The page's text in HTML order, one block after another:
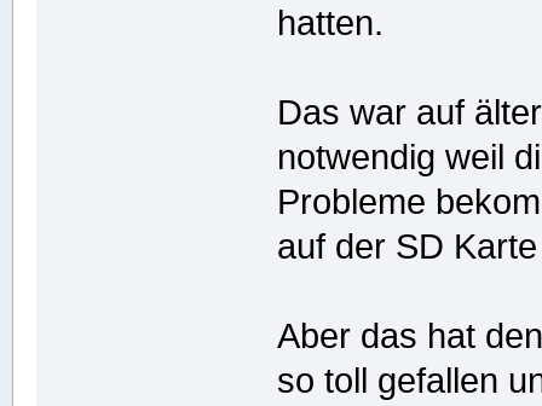
hatten.
Das war auf
notwendig weil
Probleme
auf der SD
Aber das hat
so toll gefallen